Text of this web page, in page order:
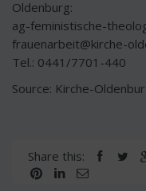
Oldenburg:
ag-feministische-
frauenarbeit@kirche-
Tel.: 0441/7701-440
Source: Kirche-
Share this: